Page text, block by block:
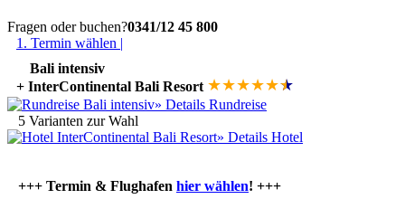
Fragen oder buchen?0341/12 45 800
1. Termin wählen |
Bali intensiv
+ InterContinental Bali Resort ★★★★★★
★
» Details Rundreise
5 Varianten zur Wahl
» Details Hotel
+++ Termin & Flughafen hier wählen! +++